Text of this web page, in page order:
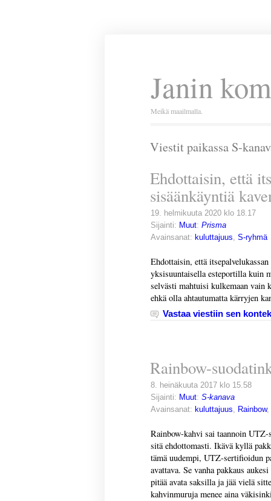
Janin
Meikä maailmalla.
Viestit paikassa S-
Ehdottaisin, että
sisäänkäyntiä
19. helmikuuta 2020 klo 18.17
Sijainti: Muut: Prisma
Avainsanat: kuluttajuus, S-ryhmä
Ehdottaisin, että
yksisuuntaisella esteportilla kuin
selvästi mahtuisi kulkemaan vain
ehkä olla ahtautumatta kärryjen
Vastaa viestiin sen
Rainbow-
8. heinäkuuta 2017 klo 15.58
Sijainti: Muut: S-kanava
Avainsanat: kuluttajuus, Rainbow,
Rainbow-kahvi sai taannoin
sitä ehdottomasti. Ikävä kyllä
tämä uudempi, UTZ-sertifioidun
avattava. Se vanha pakkaus
pitää avata saksilla ja jää vielä
kahvinmuruja menee aina